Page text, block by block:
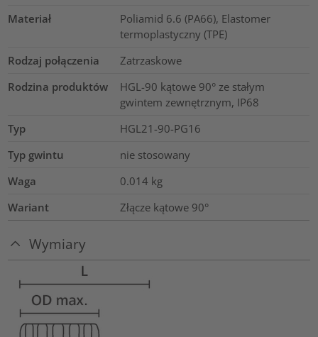
Materiał
Poliamid 6.6 (PA66), Elastomer
termoplastyczny (TPE)
Rodzaj połączenia
Zatrzaskowe
Rodzina produktów
HGL-90 kątowe 90° ze stałym
gwintem zewnętrznym, IP68
Typ
HGL21-90-PG16
Typ gwintu
nie stosowany
Waga
0.014 kg
Wariant
Złącze kątowe 90°
Wymiary